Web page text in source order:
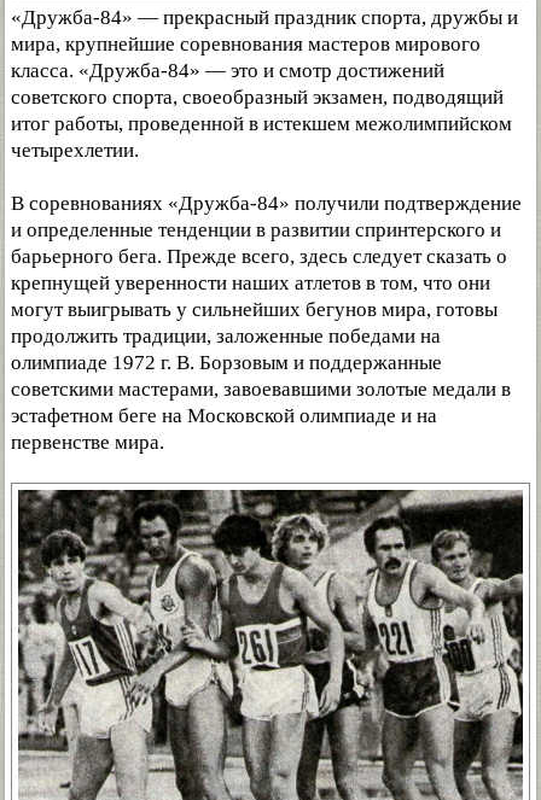
«Дружба-84» — прекрасный праздник спорта, дружбы и
мира, крупнейшие соревнования мастеров мирового
класса. «Дружба-84» — это и смотр достижений
советского спорта, своеобразный экзамен, подводящий
итог работы, проведенной в истекшем межолимпийском
четырехлетии.
В соревнованиях «Дружба-84» получили подтверждение
и определенные тенденции в развитии спринтерского и
барьерного бега. Прежде всего, здесь следует сказать о
крепнущей уверенности наших атлетов в том, что они
могут выигрывать у сильнейших бегунов мира, готовы
продолжить традиции, заложенные победами на
олимпиаде 1972 г. В. Борзовым и поддержанные
советскими мастерами, завоевавшими золотые медали в
эстафетном беге на Московской олимпиаде и на
первенстве мира.